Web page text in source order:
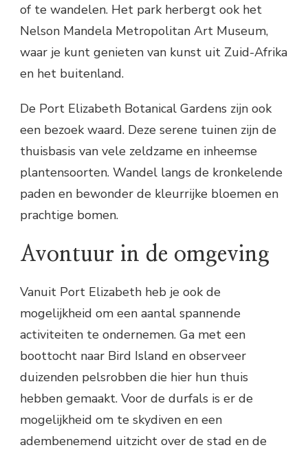
of te wandelen. Het park herbergt ook het
Nelson Mandela Metropolitan Art Museum,
waar je kunt genieten van kunst uit Zuid-Afrika
en het buitenland.
De Port Elizabeth Botanical Gardens zijn ook
een bezoek waard. Deze serene tuinen zijn de
thuisbasis van vele zeldzame en inheemse
plantensoorten. Wandel langs de kronkelende
paden en bewonder de kleurrijke bloemen en
prachtige bomen.
Avontuur in de omgeving
Vanuit Port Elizabeth heb je ook de
mogelijkheid om een aantal spannende
activiteiten te ondernemen. Ga met een
boottocht naar Bird Island en observeer
duizenden pelsrobben die hier hun thuis
hebben gemaakt. Voor de durfals is er de
mogelijkheid om te skydiven en een
adembenemend uitzicht over de stad en de